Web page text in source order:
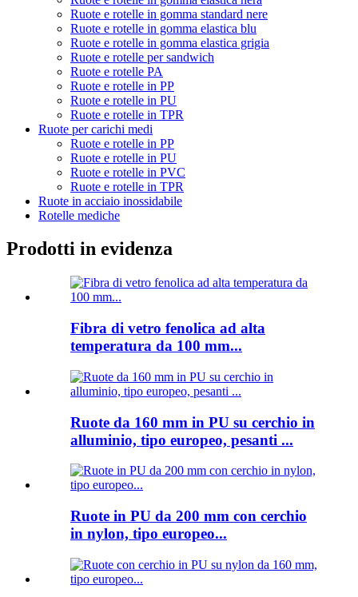
Ruote e rotelle in gomma standard nere
Ruote e rotelle in gomma elastica blu
Ruote e rotelle in gomma elastica grigia
Ruote e rotelle per sandwich
Ruote e rotelle PA
Ruote e rotelle in PP
Ruote e rotelle in PU
Ruote e rotelle in TPR
Ruote per carichi medi
Ruote e rotelle in PP
Ruote e rotelle in PU
Ruote e rotelle in PVC
Ruote e rotelle in TPR
Ruote in acciaio inossidabile
Rotelle mediche
Prodotti in evidenza
Fibra di vetro fenolica ad alta
temperatura da 100 mm...
Ruote da 160 mm in PU su cerchio in
alluminio, tipo europeo, pesanti ...
Ruote in PU da 200 mm con cerchio
in nylon, tipo europeo...